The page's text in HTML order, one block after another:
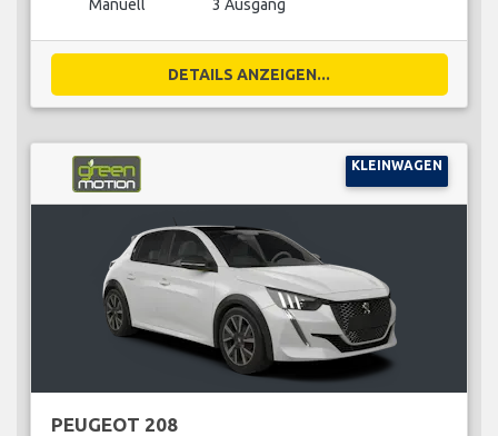
Manuell 3 Ausgang
DETAILS ANZEIGEN...
KLEINWAGEN
PEUGEOT 208